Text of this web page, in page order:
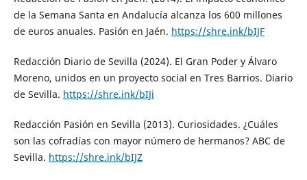
de la Semana Santa en Andalucía alcanza los 600 millones
de euros anuales. Pasión en Jaén. https://shre.ink/bIJF
Redacción Diario de Sevilla (2024). El Gran Poder y Álvaro
Moreno, unidos en un proyecto social en Tres Barrios. Diario
de Sevilla. https://shre.ink/bIJi
Redacción Pasión en Sevilla (2013). Curiosidades. ¿Cuáles
son las cofradías con mayor número de hermanos? ABC de
Sevilla. https://shre.ink/bIJZ